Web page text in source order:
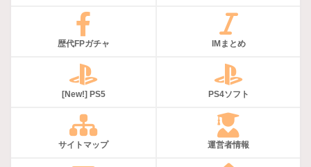
歴代FPガチャ IMまとめ
[New!] PS5 PS4ソフト
サイトマップ 運営者情報